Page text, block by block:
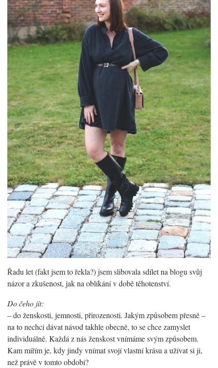
Řadu let (fakt jsem to řekla?) jsem slibovala sdílet na blogu svůj
názor a zkušenost, jak na oblíkání v době těhotenství.
Do čeho jít:
– do ženskosti, jemnosti, přirozenosti. Jakým způsobem přesně –
na to nechci dávat návod takhle obecně, to se chce zamyslet
individuálně. Každá z nás ženskost vnímáme svým způsobem.
Kam mířím je, kdy jindy vnímat svojí vlastní krásu a užívat si ji,
než právě v tomto období?